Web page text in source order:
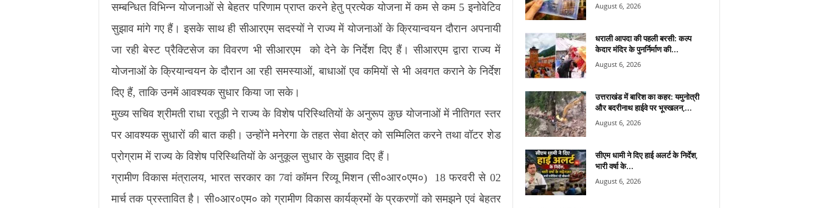
सम्बन्धित विभिन्न योजनाओं से बेहतर परिणाम प्राप्त करने हेतु प्रत्येक योजना में कम से कम 5 इनोवेटिव
सुझाव मांगे गए हैं। इसके साथ ही सीआरएम सदस्यों ने राज्य में योजनाओं के क्रियान्वयन दौरान अपनायी
जा रही बेस्ट प्रैक्टिसेज का विवरण भी सीआरएम को देने के निर्देश दिए हैं। सीआरएम द्वारा राज्य में
योजनाओं के क्रियान्वयन के दौरान आ रही समस्याओं, बाधाओं एव कमियों से भी अवगत कराने के निर्देश
दिए हैं, ताकि उनमें आवश्यक सुधार किया जा सके।
मुख्य सचिव श्रीमती राधा रतूड़ी ने राज्य के विशेष परिस्थितियों के अनुरूप कुछ योजनाओं में नीतिगत स्तर
पर आवश्यक सुधारों की बात कही। उन्होंने मनेरगा के तहत सेवा क्षेत्र को सम्मिलित करने तथा वॉटर शेड
प्रोग्राम में राज्य के विशेष परिस्थितियों के अनुकूल सुधार के सुझाव दिए हैं।
ग्रामीण विकास मंत्रालय, भारत सरकार का 7वां कॉमन रिव्यू मिशन (सी०आर०एम०) 18 फरवरी से 02
मार्च तक प्रस्तावित है। सी०आर०एम० को ग्रामीण विकास कार्यक्रमों के प्रकरणों को समझने एवं बेहतर
August 6, 2026
धराली आपदा की पहली बरसी: कल्प
केदार मंदिर के पुनर्निर्माण की...
August 6, 2026
उत्तराखंड में बारिश का कहर: यमुनोत्री
और बदरीनाथ हाईवे पर भूस्खलन,...
August 6, 2026
सीएम धामी ने दिए हाई अलर्ट के निर्देश,
भारी वर्षा के...
August 6, 2026